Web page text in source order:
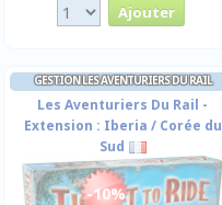
GESTION LES AVENTURIERS DU RAIL
Les Aventuriers Du Rail -
Extension : Iberia / Corée du
Sud
-10%